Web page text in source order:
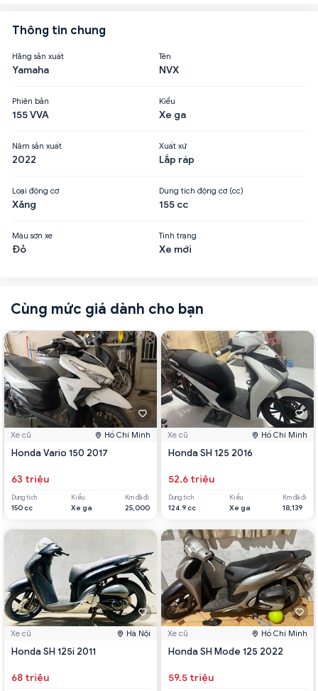
Thông tin chung
Hãng sản xuất
Yamaha
Tên
NVX
Phiên bản
155 VVA
Kiểu
Xe ga
Năm sản xuất
2022
Xuất xứ
Lắp ráp
Loại động cơ
Xăng
Dung tích động cơ (cc)
155 cc
Màu sơn xe
Đỏ
Tình trạng
Xe mới
Cùng mức giá dành cho bạn
Xe cũ Hồ Chí Minh
Honda Vario 150 2017
63 triệu
Dung tích
150 cc
Kiểu
Xe ga
Km đã đi
25,000
Xe cũ Hà Nội
Honda SH 125i 2011
68 triệu
Xe cũ Hồ Chí Minh
Honda SH 125 2016
52.6 triệu
Dung tích
124.9 cc
Kiểu
Xe ga
Km đã đi
18,139
Xe cũ Hồ Chí Minh
Honda SH Mode 125 2022
59.5 triệu